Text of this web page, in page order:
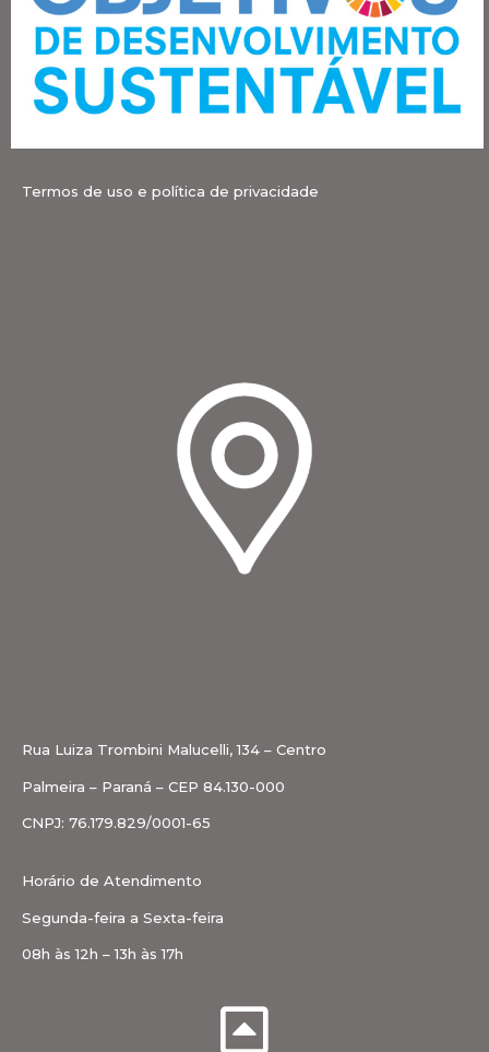
Termos de uso e política de privacidade
Rua Luiza Trombini Malucelli, 134 – Centro
Palmeira – Paraná – CEP 84.130-000
CNPJ: 76.179.829/0001-65
Horário de Atendimento
Segunda-feira a Sexta-feira
08h às 12h – 13h às 17h